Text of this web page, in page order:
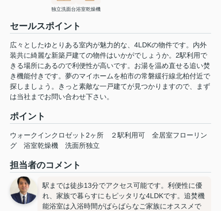
独立洗面台浴室乾燥機
セールスポイント
広々としたゆとりある室内が魅力的な、4LDKの物件です。内外
装共に綺麗な新築戸建ての物件はいかがでしょうか。2駅利用で
きる場所にあるので利便性が高いです。お湯を温め直せる追い焚
き機能付きです。夢のマイホームを柏市の常磐緩行線北柏付近で
探しましょう。きっと素敵な一戸建てが見つかりますので、まず
は当社までお問い合わせ下さい。
ポイント
ウォークインクロゼット2ヶ所 ２駅利用可
全居室フローリン
グ
浴室乾燥機 洗面所独立
担当者のコメント
駅までは徒歩13分でアクセス可能です。利便性に優
れ、家族で暮らすにもピッタリな4LDKです。追焚機
能浴室は入浴時間がばらばらなご家族にオススメで